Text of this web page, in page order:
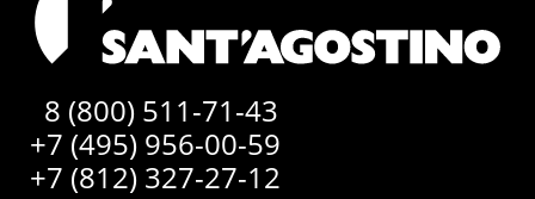
8 (800) 511-71-43
+7 (495) 956-00-59
+7 (812) 327-27-12